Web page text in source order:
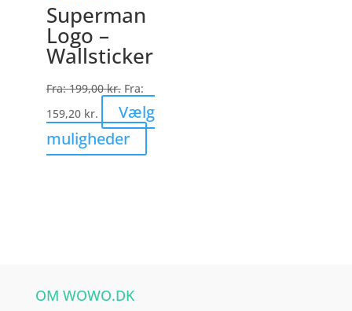
vælges
varesiden
Superman
Logo –
Wallsticker
Fra:199,00kr. Fra:
159,20 kr.
Vælg
muligheder
vare
OM WOWO.DK